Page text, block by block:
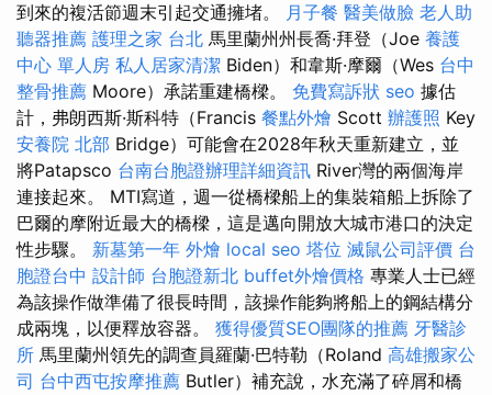
到來的複活節週末引起交通擁堵。 月子餐 醫美做臉 老人助
聽器推薦 護理之家 台北 馬里蘭州州長喬·拜登（Joe 養護
中心 單人房 私人居家清潔 Biden）和韋斯·摩爾（Wes 台中
整骨推薦 Moore）承諾重建橋樑。 免費寫訴狀 seo 據估
計，弗朗西斯·斯科特（Francis 餐點外燴 Scott 辦護照 Key
安養院 北部 Bridge）可能會在2028年秋天重新建立，並
將Patapsco 台南台胞證辦理詳細資訊 River灣的兩個海岸
連接起來。 MTI寫道，週一從橋樑船上的集裝箱船上拆除了
巴爾的摩附近最大的橋樑，這是邁向開放大城市港口的決定
性步驟。 新墓第一年 外燴 local seo 塔位 滅鼠公司評價 台
胞證台中 設計師 台胞證新北 buffet外燴價格 專業人士已經
為該操作做準備了很長時間，該操作能夠將船上的鋼結構分
成兩塊，以便釋放容器。 獲得優質SEO團隊的推薦 牙醫診
所 馬里蘭州領先的調查員羅蘭·巴特勒（Roland 高雄搬家公
司 台中西屯按摩推薦 Butler）補充說，水充滿了碎屑和橋